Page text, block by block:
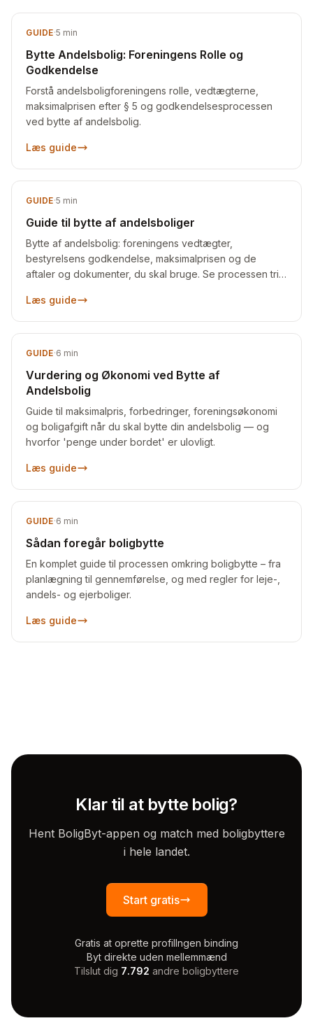
GUIDE·5 min
Bytte Andelsbolig: Foreningens Rolle og
Godkendelse
Forstå andelsboligforeningens rolle, vedtægterne,
maksimalprisen efter § 5 og godkendelsesprocessen
ved bytte af andelsbolig.
Læs guide
GUIDE·5 min
Guide til bytte af andelsboliger
Bytte af andelsbolig: foreningens vedtægter,
bestyrelsens godkendelse, maksimalprisen og de
aftaler og dokumenter, du skal bruge. Se processen trin
Læs guide
GUIDE·6 min
Vurdering og Økonomi ved Bytte af
Andelsbolig
Guide til maksimalpris, forbedringer, foreningsøkonomi
og boligafgift når du skal bytte din andelsbolig — og
hvorfor 'penge under bordet' er ulovligt.
Læs guide
GUIDE·6 min
Sådan foregår boligbytte
En komplet guide til processen omkring boligbytte – fra
planlægning til gennemførelse, og med regler for leje-,
andels- og ejerboliger.
Læs guide
Klar til at bytte bolig?
Hent BoligByt-appen og match med boligbyttere
i hele landet.
Start gratis
Gratis at oprette profilIngen binding
Byt direkte uden mellemmænd
Tilslut dig 7.792 andre boligbyttere